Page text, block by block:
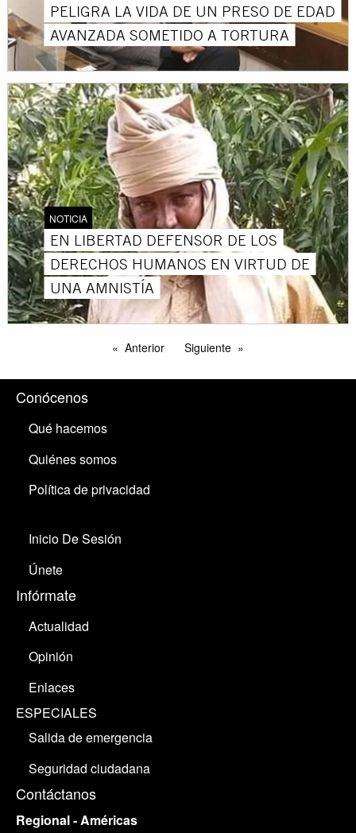
PELIGRA LA VIDA DE UN PRESO DE EDAD
AVANZADA SOMETIDO A TORTURA
NOTICIA
EN LIBERTAD DEFENSOR DE LOS
DERECHOS HUMANOS EN VIRTUD DE
UNA AMNISTÍA
Anterior Siguiente
Conócenos
Qué hacemos
Quiénes somos
Política de privacidad
Inicio De Sesión
Únete
Infórmate
Actualidad
Opinión
Enlaces
ESPECIALES
Salida de emergencia
Seguridad ciudadana
Contáctanos
Regional - Américas